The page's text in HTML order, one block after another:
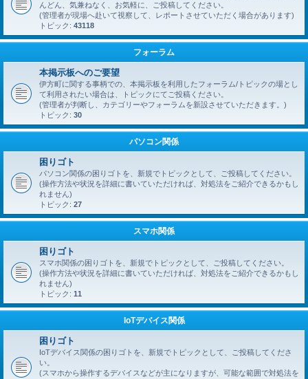
んどん、気兼ねなく、お気軽に、ご投稿してください。
(管理者が現場へ赴いて視察して、レポートさせていただく場合があります)
トピック: 43118
フォーラム
本掲示板へのご要望
伊方町に関する事柄での、本掲示板を利用したフォーラム/トピックの場とし
て利用されたい場合は、トピックにてご投稿ください。
(管理者が判断し、カテゴリーやフォーラムを新設させていただきます。)
トピック: 30
パソコン関係
困りゴト
パソコン関係の困りゴトを、新規でトピックとして、ご投稿してください。
(操作方法や状況を詳細に書いていただければ、対処法をご紹介できるかもし
れません)
トピック: 27
スマホ関係
困りゴト
スマホ関係の困りゴトを、新規でトピックとして、ご投稿してください。
(操作方法や状況を詳細に書いていただければ、対処法をご紹介できるかもし
れません)
トピック: 11
IoTデバイス関係
困りゴト
IoTデバイス関係の困りゴトを、新規でトピックとして、ご投稿してくださ
い。
(スマホから操作するデバイスなどが主になりますが、可能な範囲で対処法を